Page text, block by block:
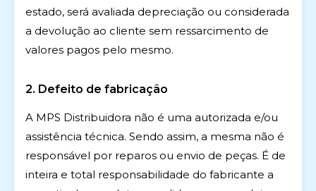
estado, será avaliada depreciação ou considerada
a devolução ao cliente sem ressarcimento de
valores pagos pelo mesmo.
2. Defeito de fabricação
A MPS Distribuidora não é uma autorizada e/ou
assistência técnica. Sendo assim, a mesma não é
responsável por reparos ou envio de peças. É de
inteira e total responsabilidade do fabricante a